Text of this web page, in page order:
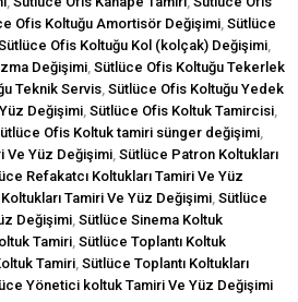
Ofis Koltuğu Amortisör Değişimi, Sütlüce
Ofis Koltuğu Kol (kolçak) Değişimi,
Değişimi, Sütlüce Ofis Koltuğu Tekerlek
Teknik Servis, Sütlüce Ofis Koltuğu Yedek
Değişimi, Sütlüce Ofis Koltuk Tamircisi,
Ofis Koltuk tamiri sünger değişimi,
Ve Yüz Değişimi, Sütlüce Patron Koltukları
Refakatcı Koltukları Tamiri Ve Yüz
Tamiri Ve Yüz Değişimi, Sütlüce
Değişimi, Sütlüce Sinema Koltuk
Tamiri, Sütlüce Toplantı Koltuk
Tamiri, Sütlüce Toplantı Koltukları
Yönetici koltuk Tamiri Ve Yüz Değişimi